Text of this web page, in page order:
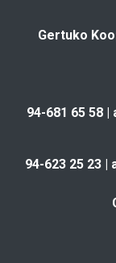
Gertuko
94-681 65 58 |
94-623 25 23 |